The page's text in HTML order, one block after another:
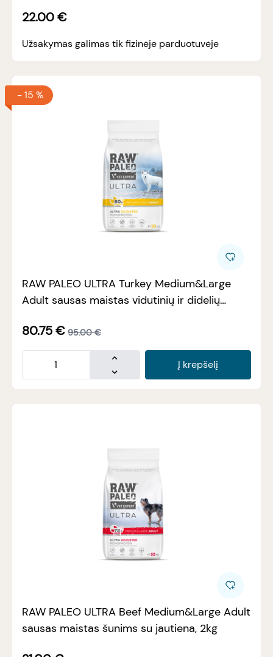
22.00€
Užsakymas galimas tik fizinėje parduotuvėje
-15 %
RAW PALEO ULTRA Turkey Medium&Large
Adult sausas maistas vidutinių ir didelių
80.75€ 95.00 €
Į krepšelį
RAW PALEO ULTRA Beef Medium&Large Adult
sausas maistas šunims su jautiena, 2kg